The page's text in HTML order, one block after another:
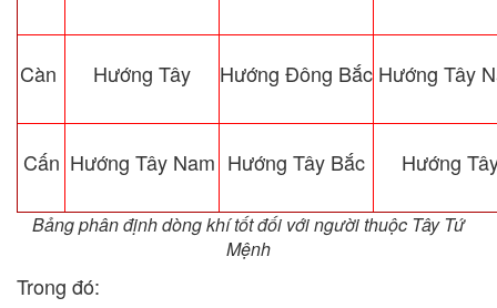
Càn Hướng Tây Hướng Đông Bắc Hướng Tây
Cấn Hướng Tây Nam Hướng Tây Bắc Hướng
Bảng phân định dòng khí tốt đối với người thuộc Tây Tứ
Mệnh
Trong đó: